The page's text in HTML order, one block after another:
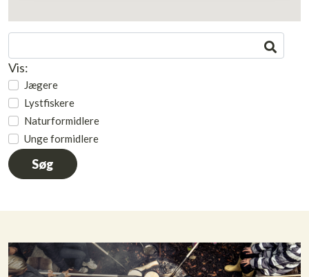
Vis:
Jægere
Lystfiskere
Naturformidlere
Unge formidlere